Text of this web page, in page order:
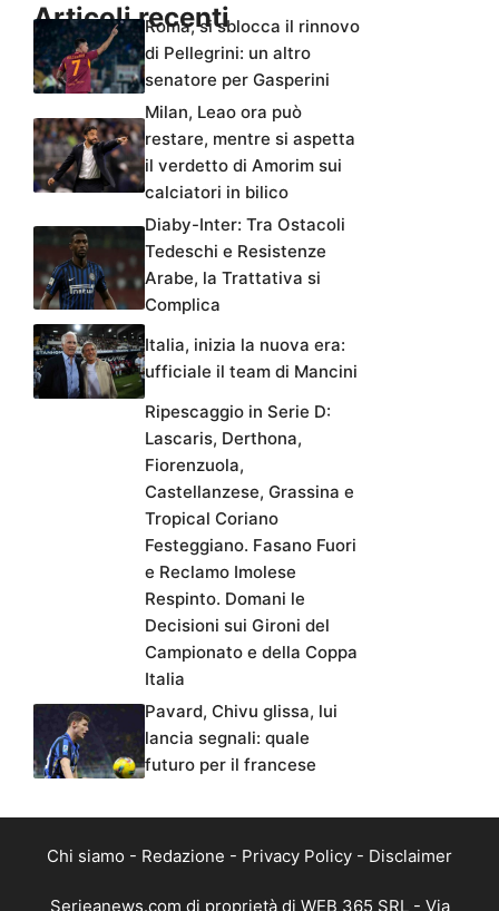
Articoli recentiRoma, si sblocca il rinnovo
di Pellegrini: un altro
senatore per Gasperini
Milan, Leao ora può
restare, mentre si aspetta
il verdetto di Amorim sui
calciatori in bilico
Diaby-Inter: Tra Ostacoli
Tedeschi e Resistenze
Arabe, la Trattativa si
Complica
Italia, inizia la nuova era:
ufficiale il team di Mancini
Ripescaggio in Serie D:
Lascaris, Derthona,
Fiorenzuola,
Castellanzese, Grassina e
Tropical Coriano
Festeggiano. Fasano Fuori
e Reclamo Imolese
Respinto. Domani le
Decisioni sui Gironi del
Campionato e della Coppa
Italia
Pavard, Chivu glissa, lui
lancia segnali: quale
futuro per il francese
Chi siamo - Redazione - Privacy Policy - Disclaimer
Serieanews.com di proprietà di WEB 365 SRL - Via